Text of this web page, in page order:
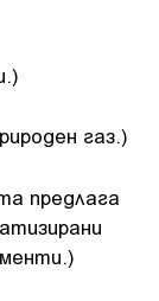
газ.)
предлага